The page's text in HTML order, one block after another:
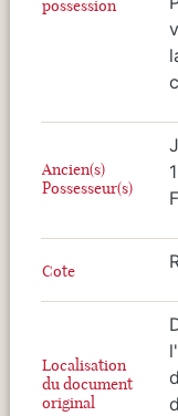
possession
Ancien(s)
Possesseur(s)
Cote
Localisation
du document
original